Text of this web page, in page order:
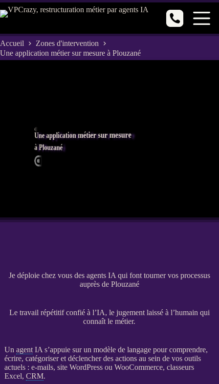
Passer
au
Accueil
Zones d'intervention
Une application métier sur mesure à Plouzané
Une application métier sur mesure
à Plouzané
Je déploie chez vous des agents IA qui font tourner vos processus
auprès de Plouzané
Le travail répétitif confié à l’IA, le jugement laissé à l’humain qui
connaît le métier.
Un agent IA s’appuie sur un modèle de langage pour comprendre,
écrire, catégoriser et déclencher des actions au sein de vos outils
actuels : e-mails, site WordPressou WooCommerce, classeurs
Excel, CRM.